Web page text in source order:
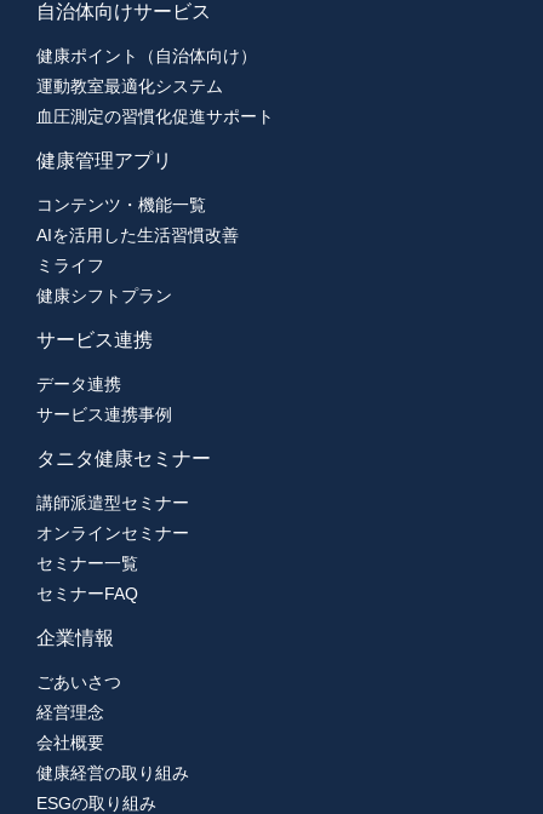
自治体向けサービス
健康ポイント（自治体向け）
運動教室最適化システム
血圧測定の習慣化促進サポート
健康管理アプリ
コンテンツ・機能一覧
AIを活用した生活習慣改善
ミライフ
健康シフトプラン
サービス連携
データ連携
サービス連携事例
タニタ健康セミナー
講師派遣型セミナー
オンラインセミナー
セミナー一覧
セミナーFAQ
企業情報
ごあいさつ
経営理念
会社概要
健康経営の取り組み
ESGの取り組み